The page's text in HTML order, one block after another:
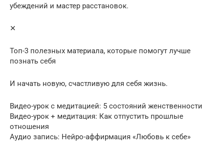
убеждений и мастер расстановок.
✕
Топ-3 полезных материала, которые помогут лучше
познать себя
И начать новую, счастливую для себя жизнь.
Видео-урок с медитацией: 5 состояний женственности
Видео-урок + медитация: Как отпустить прошлые
отношения
Аудио запись: Нейро-аффирмация «Любовь к себе»